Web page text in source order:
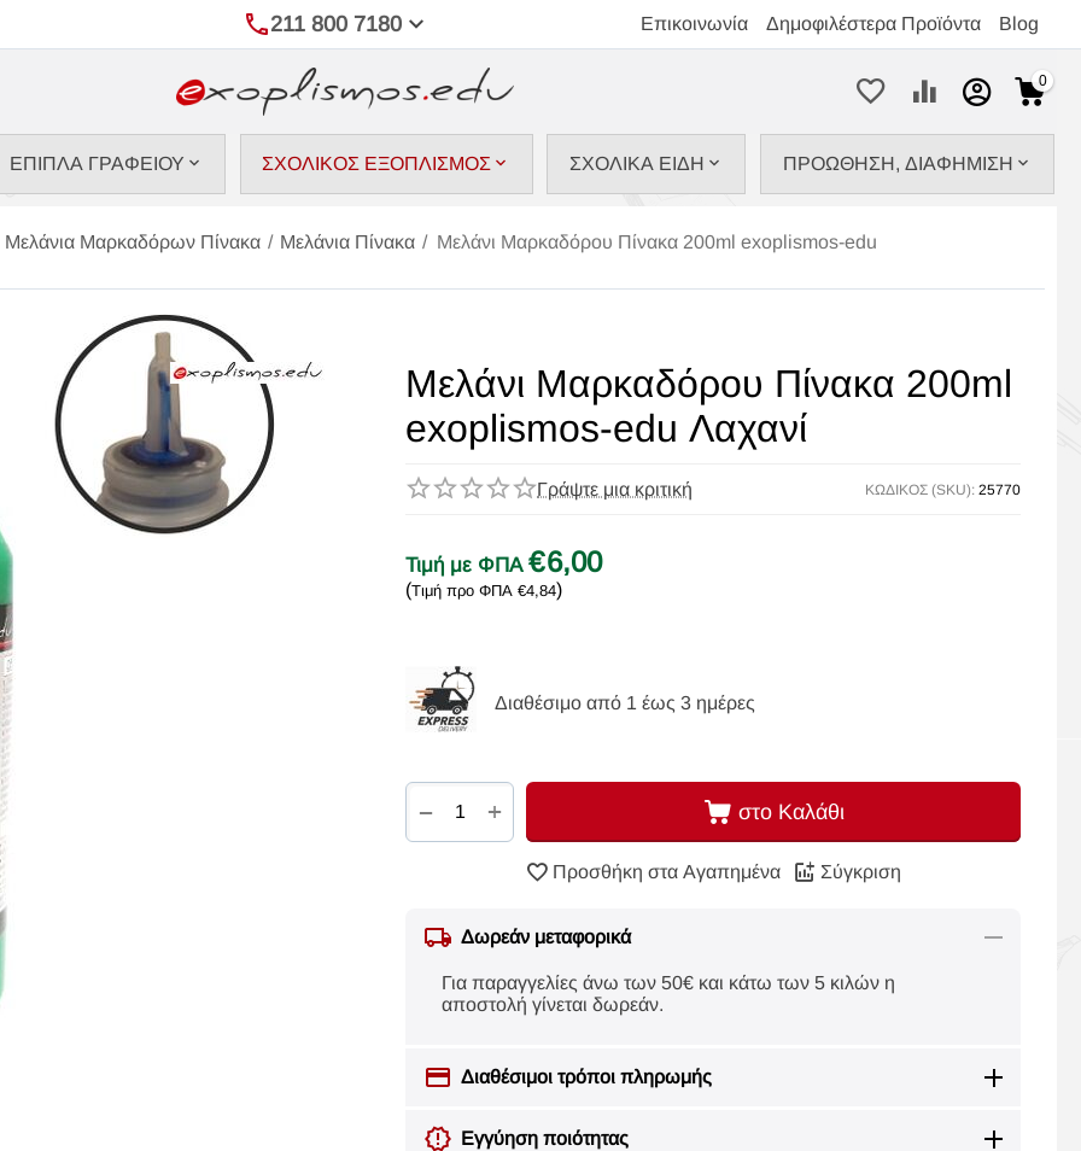
211 800 7180 Επικοινωνία Δημοφιλέστερα Προϊόντα Blog
0
ΕΠΙΠΛΑ ΓΡΑΦΕΙΟΥ ΣΧΟΛΙΚΟΣ ΕΞΟΠΛΙΣΜΟΣ ΣΧΟΛΙΚΑ ΕΙΔΗ ΠΡΟΩΘΗΣΗ, ΔΙΑΦΗΜΙΣΗ
Μελάνια Μαρκαδόρων Πίνακα / Μελάνια Πίνακα / Μελάνι Μαρκαδόρου Πίνακα 200ml exoplismos-edu
Μελάνι Μαρκαδόρου Πίνακα 200ml
exoplismos-edu Λαχανί
Γράψτε μια κριτική ΚΩΔΙΚΟΣ (SKU): 25770
Τιμή με ΦΠΑ €6,00
(Τιμή προ ΦΠΑ €4,84)
Διαθέσιμο από 1 έως 3 ημέρες
+
− στο Καλάθι
Προσθήκη στα Αγαπημένα Σύγκριση
Δωρεάν μεταφορικά
Για παραγγελίες άνω των 50€ και κάτω των 5 κιλών η
αποστολή γίνεται δωρεάν.
Διαθέσιμοι τρόποι πληρωμής
Εγγύηση ποιότητας